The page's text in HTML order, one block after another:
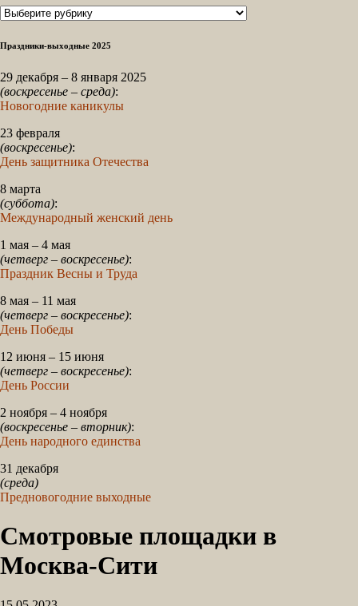
Все
Праздники-выходные 2025
29 декабря – 8 января 2025
(воскресенье – среда):
Новогодние каникулы
23 февраля
(воскресенье):
День защитника Отечества
8 марта
(суббота):
Международный женский день
1 мая – 4 мая
(четверг – воскресенье):
Праздник Весны и Труда
8 мая – 11 мая
(четверг – воскресенье):
День Победы
12 июня – 15 июня
(четверг – воскресенье):
День России
2 ноября – 4 ноября
(воскресенье – вторник):
День народного единства
31 декабря
(среда)
Предновогодние выходные
Смотровые площадки в
Москва-Сити